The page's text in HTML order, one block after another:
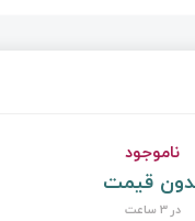
ناموجود
قیمت
در 3 ساعت